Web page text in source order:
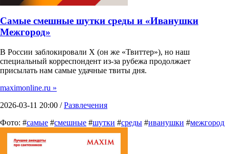
Самые смешные шутки среды и «Иванушки
Межгород»
В России заблокировали X (он же «Твиттер»), но наш
специальный корреспондент из-за рубежа продолжает
присылать нам самые удачные твиты дня.
maximonline.ru »
2026-03-11 20:00 /Развлечения
Фото: #самые #смешные #шутки #среды #иванушки #межгород